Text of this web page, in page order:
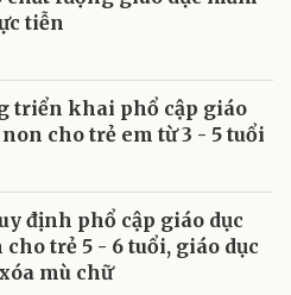
tiễn
triển khai phổ cập giáo
cho trẻ em từ 3 - 5 tuổi
định phổ cập giáo dục
trẻ 5 - 6 tuổi, giáo dục
mù chữ